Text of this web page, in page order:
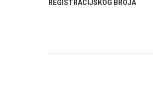
REGISTRACIJSKOG BROJA